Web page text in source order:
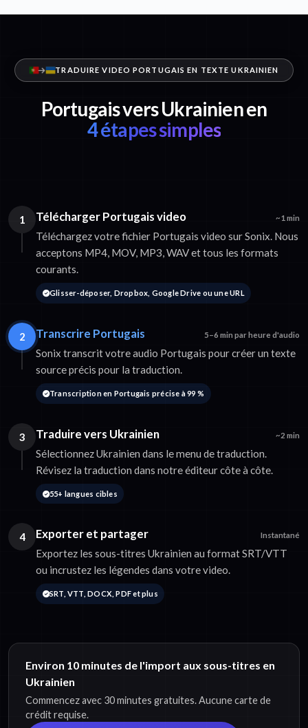
TRADUIRE VIDEO PORTUGAIS EN TEXTE UKRAINIEN
Portugais vers Ukrainien en
4 étapes simples
1 Télécharger Portugais video ~1 min
Téléchargez votre fichier Portugais video sur Sonix. Nous
acceptons MP4, MOV, MP3, WAV et tous les formats
courants.
Glisser-déposer, Dropbox, Google Drive ou une URL
2 Transcrire Portugais 5–6 min par heure d'audio
Sonix transcrit votre audio Portugais pour créer un texte
source précis pour la traduction.
Transcription en Portugais précise à 99 %
3 Traduire vers Ukrainien ~2 min
Sélectionnez Ukrainien dans le menu de traduction.
Révisez la traduction dans notre éditeur côte à côte.
55+ langues cibles
4 Exporter et partager Instantané
Exportez les sous-titres Ukrainien au format SRT/VTT
ou incrustez les légendes dans votre video.
SRT, VTT, DOCX, PDF et plus
Environ 10 minutes de l'import aux sous-titres en
Ukrainien
Commencez avec 30 minutes gratuites. Aucune carte de
crédit requise.